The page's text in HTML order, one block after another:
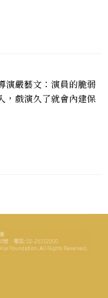
演嚴藝文：演員的脆弱
，戲演久了就會內建保